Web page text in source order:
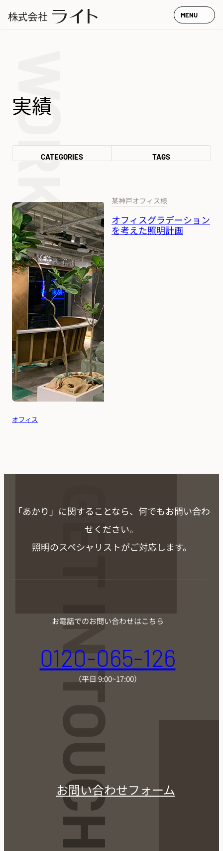
MENU
WORK
実績
CATEGORIES TAGS
某神戸オフィス様
オフィスグラデーション
を考えた照明計画
オフィス
「あかり」に関することなら、 何でもお問い合わ
せください。
照明のスペシャリストがご対応します。
お電話でのお問い合わせはこちら
0120-065-126
（平日 9:00~17:00）
お問い合わせフォーム
GET IN TOUCH